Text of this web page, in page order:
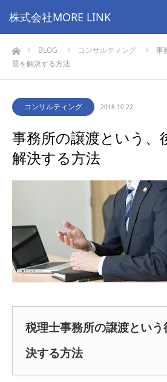
株式会社MORE LINK
ホームBLOG コンサルティング
事
題を解決する方法
コンサルティング 2018.10.22
事務所の譲渡という、
解決する方法
税理士事務所の譲渡とい
決する方法